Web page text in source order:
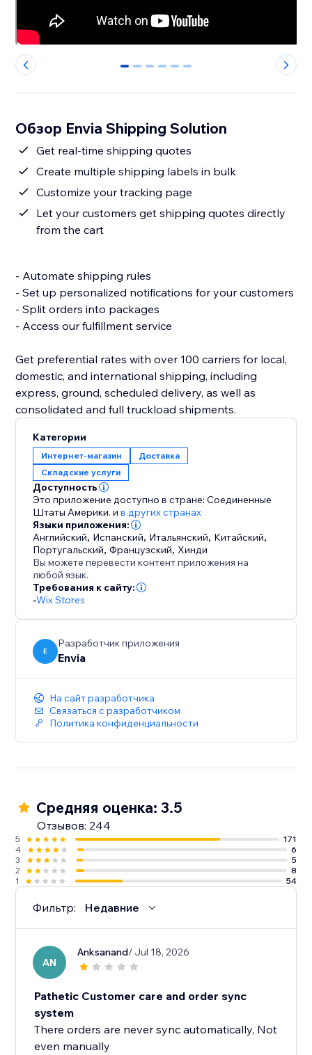
0 1 2 3 4 5
Обзор Envia Shipping Solution
Get real-time shipping quotes
Create multiple shipping labels in bulk
Customize your tracking page
Let your customers get shipping quotes directly
from the cart
- Automate shipping rules
- Set up personalized notifications for your customers
- Split orders into packages
- Access our fulfillment service
Get preferential rates with over 100 carriers for local,
domestic, and international shipping, including
express, ground, scheduled delivery, as well as
Категории
Интернет-магазин
Доставка
Складские услуги
Доступность
Это приложение доступно в стране: Соединенные
Штаты Америки. и в других странах
Языки приложения:
Английский, Испанский, Итальянский, Китайский,
Португальский,Французский, Хинди
Вы можете перевести контент приложения на
любой язык.
Требования к сайту:
-Wix Stores
E
Разработчик приложения
Envia
На сайт разработчика
Связаться с разработчиком
Политика конфиденциальности
Средняя оценка: 3.5
Отзывов: 244
5
171
4
6
3
5
2
8
1
54
Фильтр: Недавние
AN
Anksanand/ Jul 18, 2026
Pathetic Customer care and order sync
system
There orders are never sync automatically, Not
even manually